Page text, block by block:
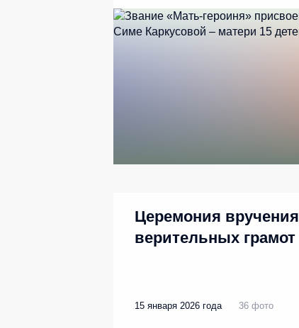
Церемония вручения
верительных грамот
15 января 2026 года 36 фото